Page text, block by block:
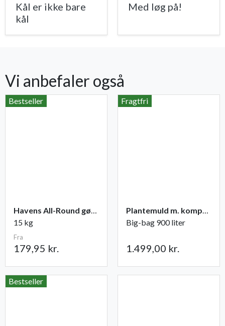
Kål er ikke bare
kål
Med løg på!
Vi anbefaler også
Bestseller
Havens All-Round gødning NPK 12-2-10
15 kg
Fra
179,95 kr.
Fragtfri
Plantemuld m. kompost fra Champost
Big-bag 900 liter
1.499,00 kr.
Bestseller